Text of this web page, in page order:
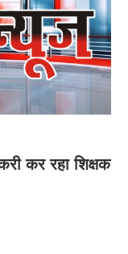
कर रहा शिक्षक